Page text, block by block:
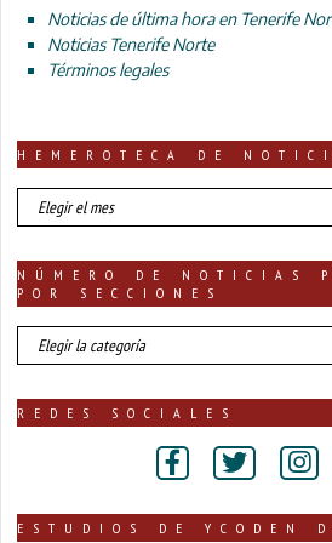
Noticias de última hora en Tenerife
Noticias Tenerife Norte
Términos legales
HEMEROTECA DE
HEMEROTECA
DE
NÚMERO DE NOTICIAS
POR SECCIONES
número
de
publicadas
REDES SOCIALES
ESTUDIOS DE YCODEN